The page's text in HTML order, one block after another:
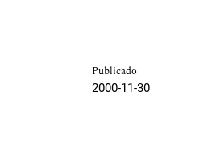
Publicado
2000-11-30